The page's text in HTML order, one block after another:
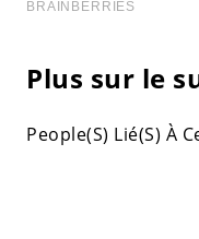
Plus sur le
People(S) Lié(S) À